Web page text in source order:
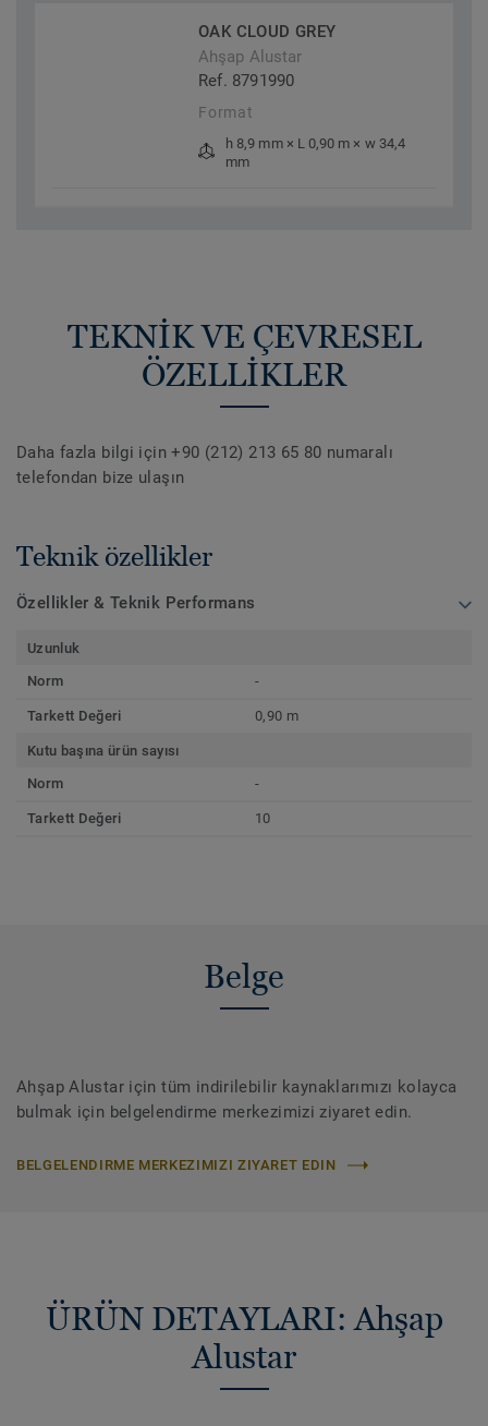
OAK CLOUD GREY
Ahşap Alustar
Ref. 8791990
Format
h 8,9 mm × L 0,90 m × w 34,4
mm
TEKNİK VE ÇEVRESEL
ÖZELLİKLER
Daha fazla bilgi için +90 (212) 213 65 80 numaralı
telefondan bize ulaşın
Teknik özellikler
Özellikler & Teknik Performans
Uzunluk
Norm
-
Tarkett Değeri 0,90 m
Kutu başına ürün sayısı
Norm
-
Tarkett Değeri 10
Belge
Ahşap Alustar için tüm indirilebilir kaynaklarımızı kolayca
bulmak için belgelendirme merkezimizi ziyaret edin.
BELGELENDIRME MERKEZIMIZI ZIYARET EDIN
ÜRÜN DETAYLARI: Ahşap
Alustar